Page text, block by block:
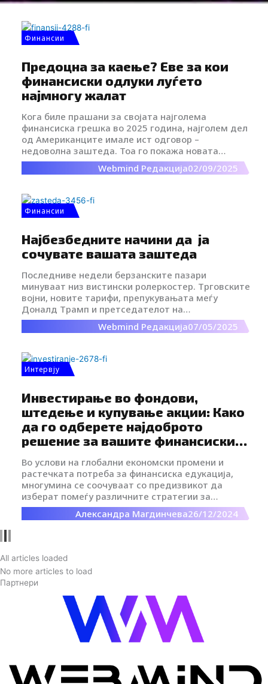
одлуката да се почне, макар и со малку.
Финансии
Предоцна за каење? Еве за кои
финансиски одлуки луѓето
најмногу жалат
Кога биле прашани за својата најголема
финансиска грешка во 2025 година, најголем дел
од Американците имале ист одговор –
недоволна заштеда. Тоа го покажа новата
анкета на Bankrate, според која дури три
четвртини од испитаниците навеле дека имале
година.
Webmind Редакција02/09/2025
Финансии
Најбезбедните начини да ја
сочувате вашата заштеда
Последниве недели берзанските пазари
минуваат низ вистински ролеркостер. Трговските
војни, новите тарифи, препукувањата меѓу
Доналд Трамп и претседателот на
американската централна банка Џером Пауел –
сето тоа заедно ги вознемири светските
Webmind Редакција07/05/2025
Интервју
Инвестирање во фондови,
штедење и купување акции: Како
да го одберете најдоброто
решение за вашите финансиски
Во услови на глобални економски промени и
растечката потреба за финансиска едукација,
многумина се соочуваат со предизвикот да
изберат помеѓу различните стратегии за
управување со личните средства.
Инвестирањето во фондови, штедењето и
Александра Магдинчева26/12/2024
All articles loaded
No more articles to load
Партнери